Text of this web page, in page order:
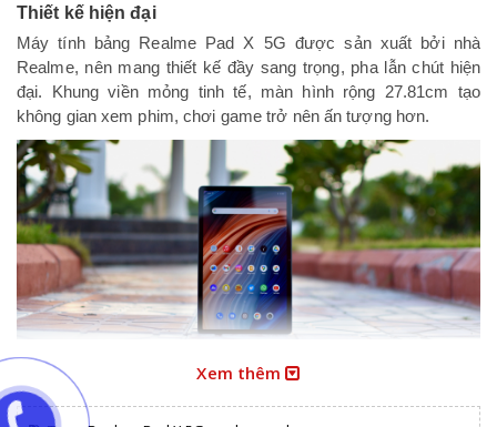
Thiết kế hiện đại
Máy tính bảng Realme Pad X 5G được sản xuất bởi nhà
Realme, nên mang thiết kế đầy sang trọng, pha lẫn chút hiện
đại. Khung viền mỏng tinh tế, màn hình rộng 27.81cm tạo
không gian xem phim, chơi game trở nên ấn tượng hơn.
Chất liệu tạo máy tính bảng vô cùng cao cấp, khiến Realme
Xem thêm